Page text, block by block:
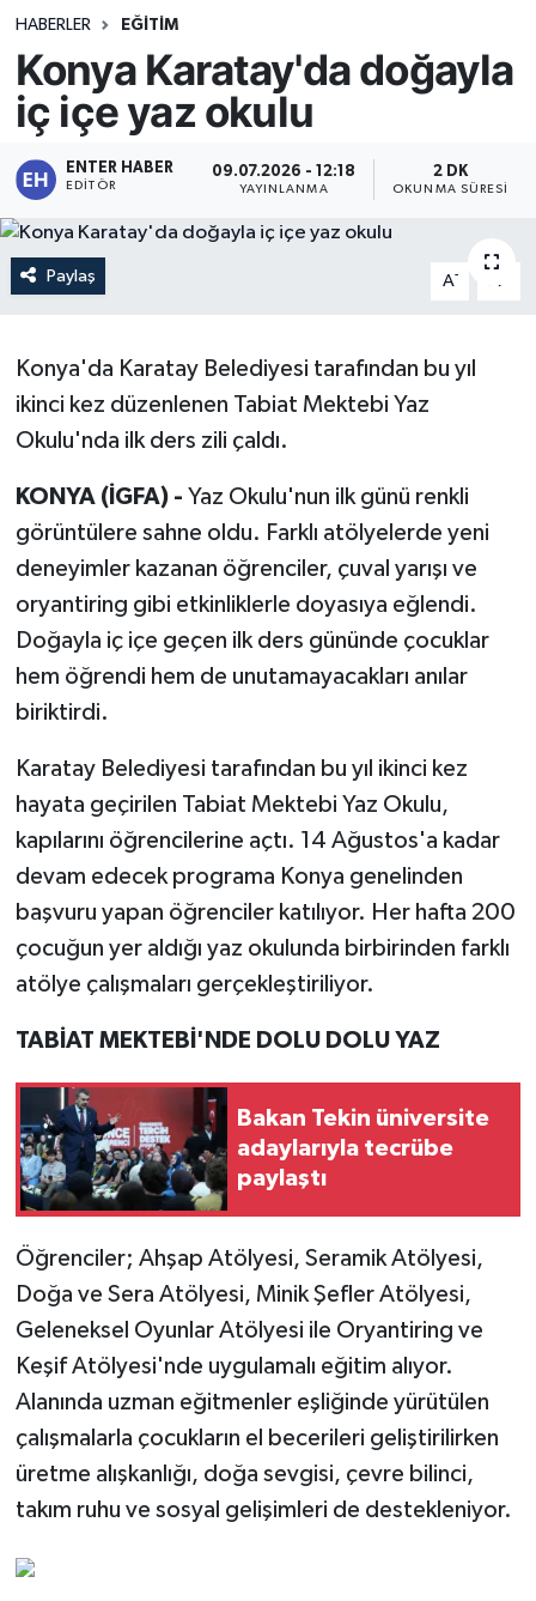
HABERLER EĞİTİM
Konya Karatay'da doğayla
iç içe yaz okulu
ENTER HABER
EDITÖR
09.07.2026 - 12:18
YAYINLANMA
2 DK
OKUNMA SÜRESI
Paylaş A-
Konya'da Karatay Belediyesi tarafından bu yıl
ikinci kez düzenlenen Tabiat Mektebi Yaz
Okulu'nda ilk ders zili çaldı.
KONYA (İGFA) - Yaz Okulu'nun ilk günü renkli
görüntülere sahne oldu. Farklı atölyelerde yeni
deneyimler kazanan öğrenciler, çuval yarışı ve
oryantiring gibi etkinliklerle doyasıya eğlendi.
Doğayla iç içe geçen ilk ders gününde çocuklar
hem öğrendi hem de unutamayacakları anılar
biriktirdi.
Karatay Belediyesi tarafından bu yıl ikinci kez
hayata geçirilen Tabiat Mektebi Yaz Okulu,
kapılarını öğrencilerine açtı. 14 Ağustos'a kadar
devam edecek programa Konya genelinden
başvuru yapan öğrenciler katılıyor. Her hafta 200
çocuğun yer aldığı yaz okulunda birbirinden farklı
atölye çalışmaları gerçekleştiriliyor.
TABİAT MEKTEBİ'NDE DOLU DOLU YAZ
Bakan Tekin üniversite
adaylarıyla tecrübe
paylaştı
Öğrenciler; Ahşap Atölyesi, Seramik Atölyesi,
Doğa ve Sera Atölyesi, Minik Şefler Atölyesi,
Geleneksel Oyunlar Atölyesi ile Oryantiring ve
Keşif Atölyesi'nde uygulamalı eğitim alıyor.
Alanında uzman eğitmenler eşliğinde yürütülen
çalışmalarla çocukların el becerileri geliştirilirken
üretme alışkanlığı, doğa sevgisi, çevre bilinci,
takım ruhu ve sosyal gelişimleri de destekleniyor.